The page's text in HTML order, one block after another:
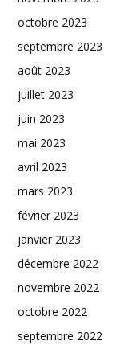
octobre 2023
septembre 2023
août 2023
juillet 2023
juin 2023
mai 2023
avril 2023
mars 2023
février 2023
janvier 2023
décembre 2022
novembre 2022
octobre 2022
septembre 2022